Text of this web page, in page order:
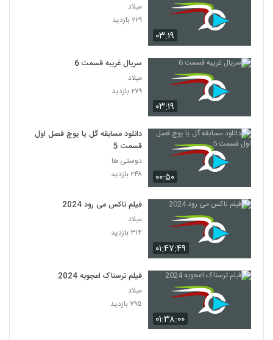
۰۳:۱۹
میلاد
۲۲۹ بازدید
۰۳:۱۹
سریال غریبه قسمت 6
میلاد
۲۷۹ بازدید
۰۰:۵۰
دانلود مسابقه گل یا پوچ فصل اول
قسمت 5
دوستی ها
۲۴۸ بازدید
۰۱:۴۷:۴۹
فیلم ناکس می رود 2024
میلاد
۳۱۴ بازدید
۰۱:۳۸:۰۰
فیلم ترسناک اعجوبه 2024
میلاد
۷۹۵ بازدید